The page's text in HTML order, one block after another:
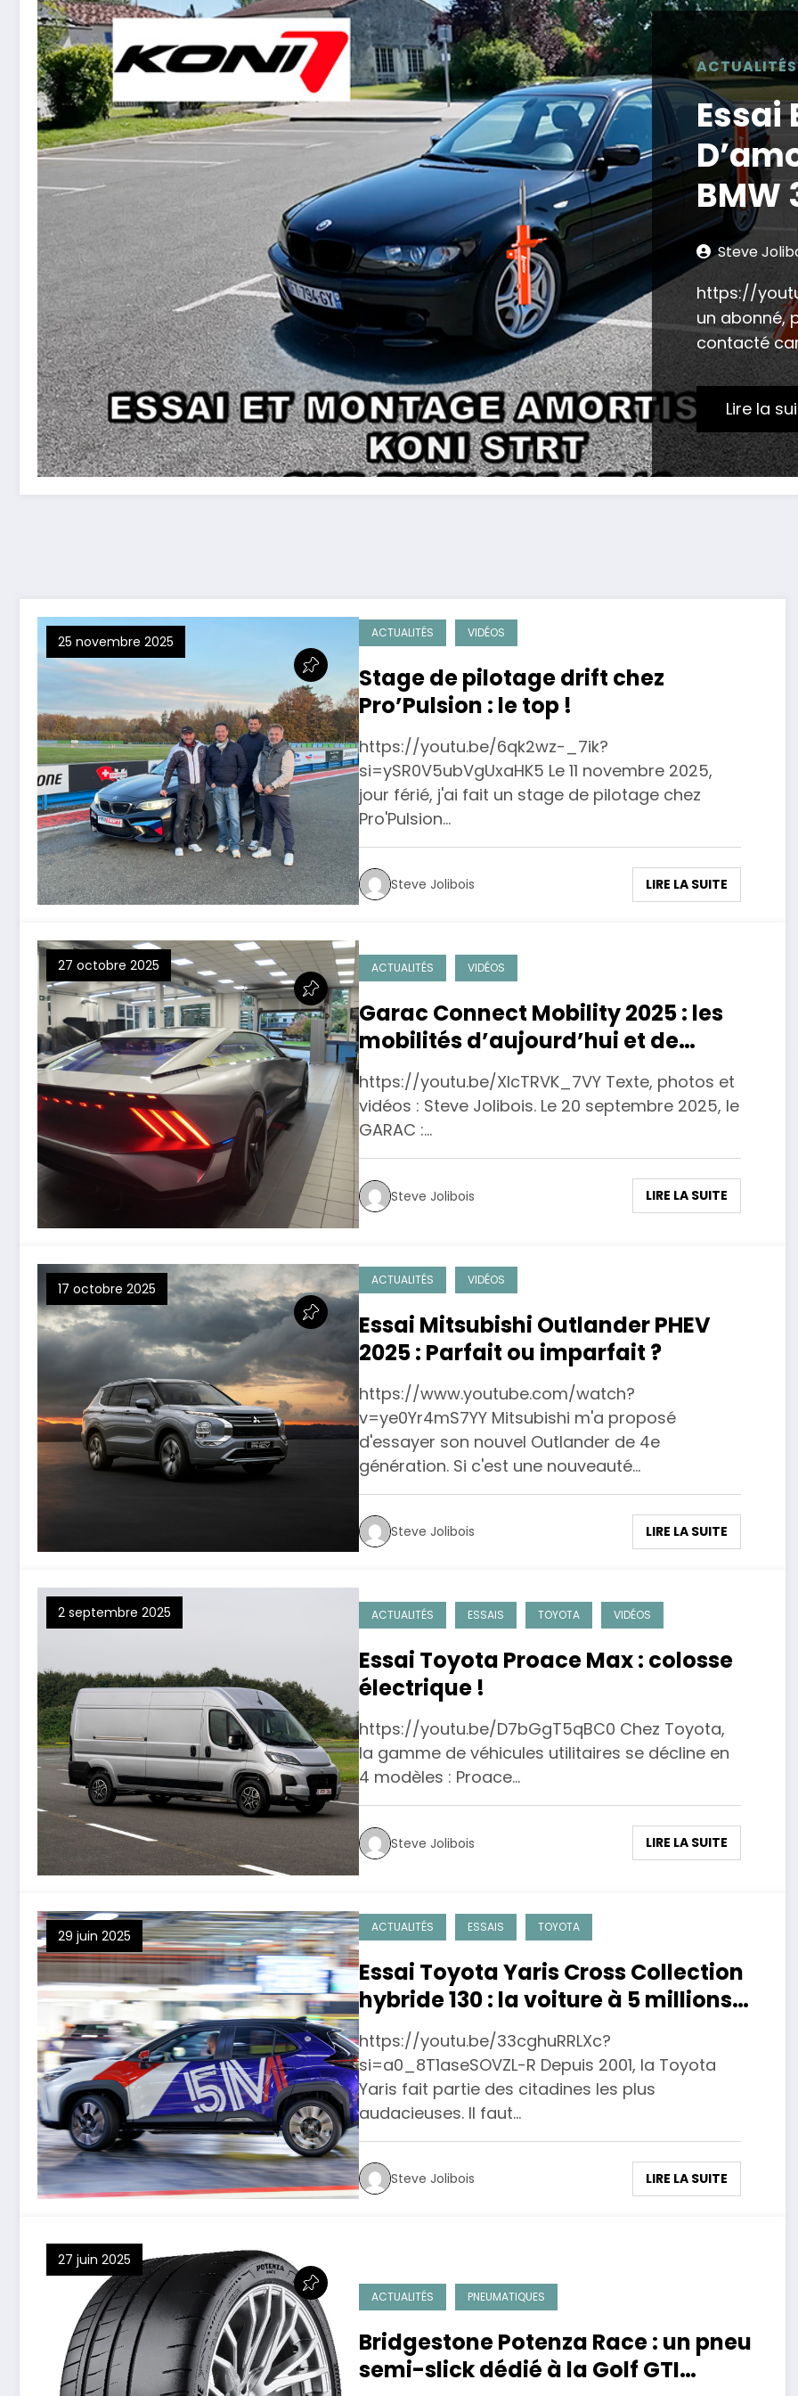
ACTUALITÉS
Essai
BMW
Steve
https://
un abonné,
contacté
Lire la
25 novembre 2025
ACTUALITÉS VIDÉOS
Stage de pilotage drift chez
Pro’Pulsion : le top !
https://youtu.be/6qk2wz-_7ik?
si=ySR0V5ubVgUxaHK5 Le 11 novembre 2025,
jour férié, j'ai fait un stage de pilotage chez
Pro'Pulsion…
Steve Jolibois LIRE LA SUITE
27 octobre 2025 ACTUALITÉS VIDÉOS
Garac Connect Mobility 2025 : les
mobilités d’aujourd’hui et de
demain.
https://youtu.be/XIcTRVK_7VY Texte, photos et
vidéos : Steve Jolibois. Le 20 septembre 2025, le
GARAC :…
Steve Jolibois LIRE LA SUITE
17 octobre 2025
ACTUALITÉS VIDÉOS
Essai Mitsubishi Outlander PHEV
2025 : Parfait ou imparfait ?
https://www.youtube.com/watch?
v=ye0Yr4mS7YY Mitsubishi m'a proposé
d'essayer son nouvel Outlander de 4e
génération. Si c'est une nouveauté…
Steve Jolibois LIRE LA SUITE
2 septembre 2025 ACTUALITÉS ESSAIS TOYOTA VIDÉOS
Essai Toyota Proace Max : colosse
électrique !
https://youtu.be/D7bGgT5qBC0 Chez Toyota,
la gamme de véhicules utilitaires se décline en
4 modèles : Proace…
Steve Jolibois LIRE LA SUITE
29 juin 2025
ACTUALITÉS ESSAIS TOYOTA
Essai Toyota Yaris Cross Collection
hybride 130 : la voiture à 5 millions
d’exemplaires !
https://youtu.be/33cghuRRLXc?
si=a0_8T1aseSOVZL-R Depuis 2001, la Toyota
Yaris fait partie des citadines les plus
audacieuses. Il faut…
Steve Jolibois LIRE LA SUITE
27 juin 2025
ACTUALITÉS PNEUMATIQUES
Bridgestone Potenza Race : un pneu
semi-slick dédié à la Golf GTI